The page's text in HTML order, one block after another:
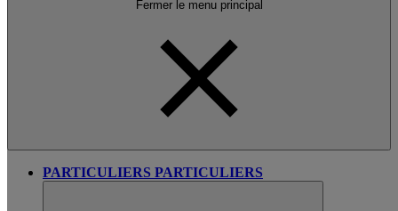
Fermer le menu principal
PARTICULIERS PARTICULIERS